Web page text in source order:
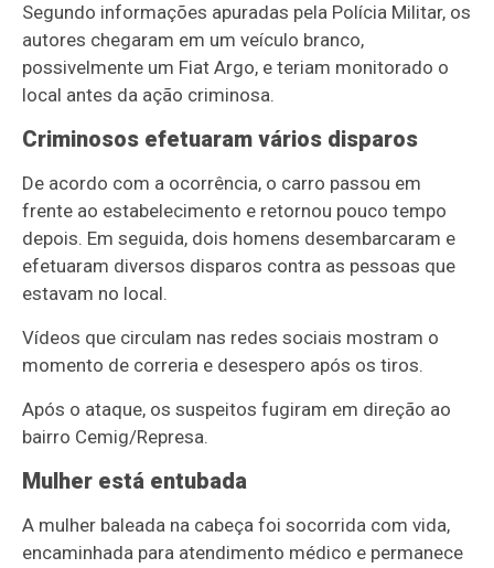
Segundo informações apuradas pela Polícia Militar, os
autores chegaram em um veículo branco,
possivelmente um Fiat Argo, e teriam monitorado o
local antes da ação criminosa.
Criminosos efetuaram vários disparos
De acordo com a ocorrência, o carro passou em
frente ao estabelecimento e retornou pouco tempo
depois. Em seguida, dois homens desembarcaram e
efetuaram diversos disparos contra as pessoas que
estavam no local.
Vídeos que circulam nas redes sociais mostram o
momento de correria e desespero após os tiros.
Após o ataque, os suspeitos fugiram em direção ao
bairro Cemig/Represa.
Mulher está entubada
A mulher baleada na cabeça foi socorrida com vida,
encaminhada para atendimento médico e permanece